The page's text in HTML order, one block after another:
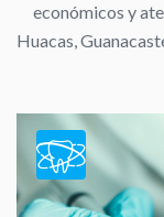
económicos y
Huacas,